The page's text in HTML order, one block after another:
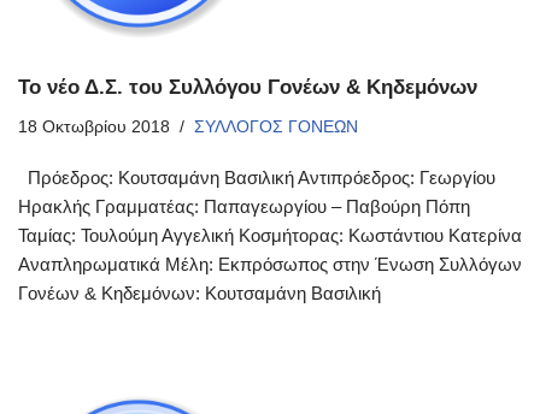
Το νέο Δ.Σ. του Συλλόγου Γονέων & Κηδεμόνων
18 Οκτωβρίου 2018 ΣΥΛΛΟΓΟΣ ΓΟΝΕΩΝ
Πρόεδρος: Κουτσαμάνη Βασιλική Αντιπρόεδρος: Γεωργίου
Ηρακλής Γραμματέας: Παπαγεωργίου – Παβούρη Πόπη
Ταμίας: Τουλούμη Αγγελική Κοσμήτορας: Κωστάντιου Κατερίνα
Αναπληρωματικά Μέλη: Εκπρόσωπος στην Ένωση Συλλόγων
Γονέων & Κηδεμόνων: Κουτσαμάνη Βασιλική